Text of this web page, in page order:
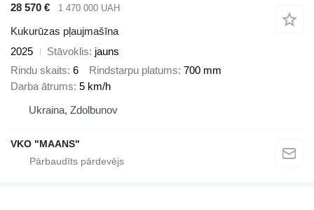
28 570 €
1 470 000 UAH
Kukurūzas pļaujmašīna
2025
Stāvoklis jauns
Rindu skaits 6 Rindstarpu platums 700 mm
Darba ātrums 5 km/h
Ukraina, Zdolbunov
VKO "MAANS"